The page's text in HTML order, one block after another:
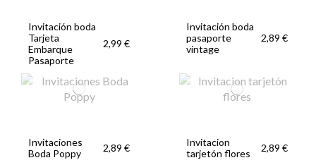
Invitación boda
Tarjeta
Embarque
Pasaporte
2,99 €
Invitación boda
pasaporte
vintage
2,89 €
Invitaciones
Boda Poppy
2,89 €
Invitacion
tarjetón flores
2,89 €